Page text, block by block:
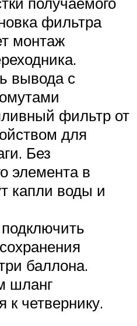
фильтра
монтаж
вывода с
фильтр от
для
Без
элемента в
капли воды и
баллона.
шланг
к четвернику.